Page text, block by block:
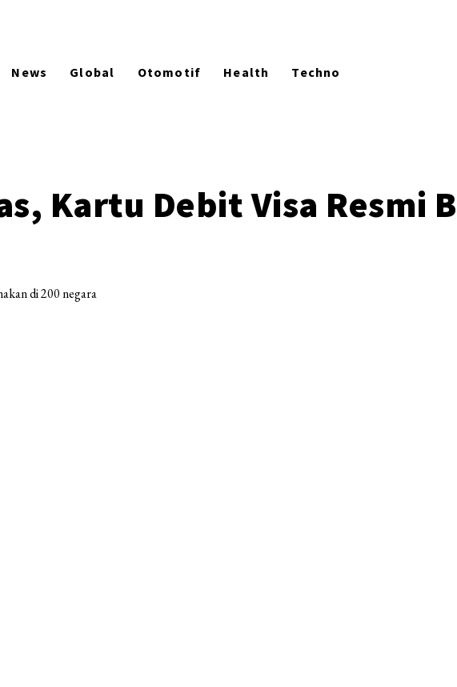
News Global Otomotif Health Techno
Kartu Debit Visa Resmi